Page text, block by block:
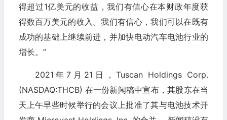
得超过1亿美元的收益，我们有信心在本财政年度获
得数百万美元的收入。我们有信心，我们可以在既有
成功的基础上继续前进，并加快电动汽车电池行业的
增长。”
2021年7月21日，Tuscan Holdings Corp.
(NASDAQ:THCB) 在一份新闻稿中宣布，其股东在当
天上午早些时候举行的会议上批准了其与电池技术开